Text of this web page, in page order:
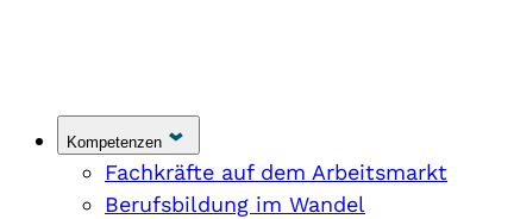
Kompetenzen
Fachkräfte auf dem Arbeitsmarkt
Berufsbildung im Wandel